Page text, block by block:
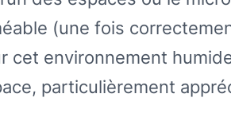
(une fois
environnement
particulièrement